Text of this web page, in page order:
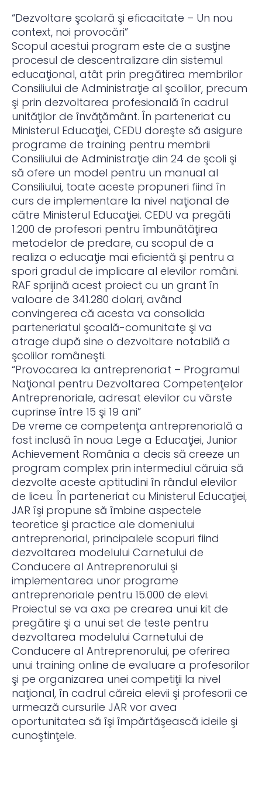
“Dezvoltare şcolară şi eficacitate – Un nou
context, noi provocări”
Scopul acestui program este de a susţine
procesul de descentralizare din sistemul
educaţional, atât prin pregătirea membrilor
Consiliului de Administraţie al şcolilor, precum
şi prin dezvoltarea profesională în cadrul
unităţilor de învăţământ. În parteneriat cu
Ministerul Educaţiei, CEDU doreşte să asigure
programe de training pentru membrii
Consiliului de Administraţie din 24 de şcoli şi
să ofere un model pentru un manual al
Consiliului, toate aceste propuneri fiind în
curs de implementare la nivel naţional de
către Ministerul Educaţiei. CEDU va pregăti
1.200 de profesori pentru îmbunătăţirea
metodelor de predare, cu scopul de a
realiza o educaţie mai eficientă şi pentru a
spori gradul de implicare al elevilor români.
RAF sprijină acest proiect cu un grant în
valoare de 341.280 dolari, având
convingerea că acesta va consolida
parteneriatul şcoală-comunitate şi va
atrage după sine o dezvoltare notabilă a
şcolilor româneşti.
“Provocarea la antreprenoriat – Programul
Naţional pentru Dezvoltarea Competenţelor
Antreprenoriale, adresat elevilor cu vârste
cuprinse între 15 şi 19 ani”
De vreme ce competenţa antreprenorială a
fost inclusă în noua Lege a Educaţiei, Junior
Achievement România a decis să creeze un
program complex prin intermediul căruia să
dezvolte aceste aptitudini în rândul elevilor
de liceu. În parteneriat cu Ministerul Educaţiei,
JAR îşi propune să îmbine aspectele
teoretice şi practice ale domeniului
antreprenorial, principalele scopuri fiind
dezvoltarea modelului Carnetului de
Conducere al Antreprenorului şi
implementarea unor programe
antreprenoriale pentru 15.000 de elevi.
Proiectul se va axa pe crearea unui kit de
pregătire şi a unui set de teste pentru
dezvoltarea modelului Carnetului de
Conducere al Antreprenorului, pe oferirea
unui training online de evaluare a profesorilor
şi pe organizarea unei competiţii la nivel
naţional, în cadrul căreia elevii şi profesorii ce
urmează cursurile JAR vor avea
oportunitatea să îşi împărtăşească ideile şi
cunoştinţele.